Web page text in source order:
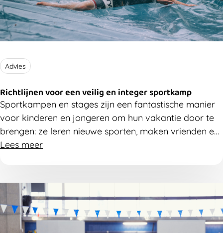
Advies
Richtlijnen voor een veilig en integer sportkamp
Sportkampen en stages zijn een fantastische manier
voor kinderen en jongeren om hun vakantie door te
brengen: ze leren nieuwe sporten, maken vrienden en
hebben plezier. Zorg dus voor een veilig sportklimaat,
richtlijnen om als organisatie preventief aan de slag
te gaan.
Lees meer